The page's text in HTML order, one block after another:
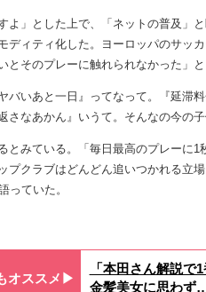
」とした上で、「ネットの普及」
ディティ化した。ヨーロッパのサッ
とそのプレーに触れられなかった」
バいあと一日』ってなって。『延滞
さなあかん』いうて。そんなの今の
みている。「毎日最高のプレーに1
プクラブはどんどん追いつかれる立
っていた。
オススメ▶︎
「本田さん解説
金髪美女に思わず